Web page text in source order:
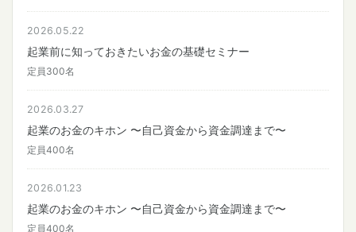
2026.05.22
起業前に知っておきたいお金の基礎セミナー
定員300名
2026.03.27
起業のお金のキホン 〜自己資金から資金調達まで〜
定員400名
2026.01.23
起業のお金のキホン 〜自己資金から資金調達まで〜
定員400名